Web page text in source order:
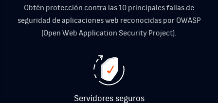
Obtén protección contra las 10 principales fallas de
seguridad de aplicaciones web reconocidas por OWASP
(Open Web Application Security Project).
Servidores seguros